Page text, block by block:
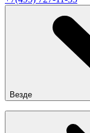
Везде